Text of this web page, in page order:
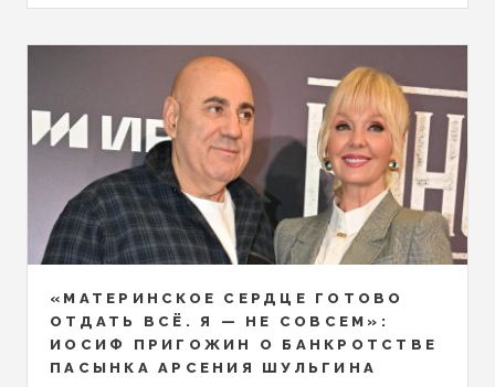
«МАТЕРИНСКОЕ СЕРДЦЕ ГОТОВО
ОТДАТЬ ВСЁ. Я — НЕ СОВСЕМ»:
ИОСИФ ПРИГОЖИН О БАНКРОТСТВЕ
ПАСЫНКА АРСЕНИЯ ШУЛЬГИНА